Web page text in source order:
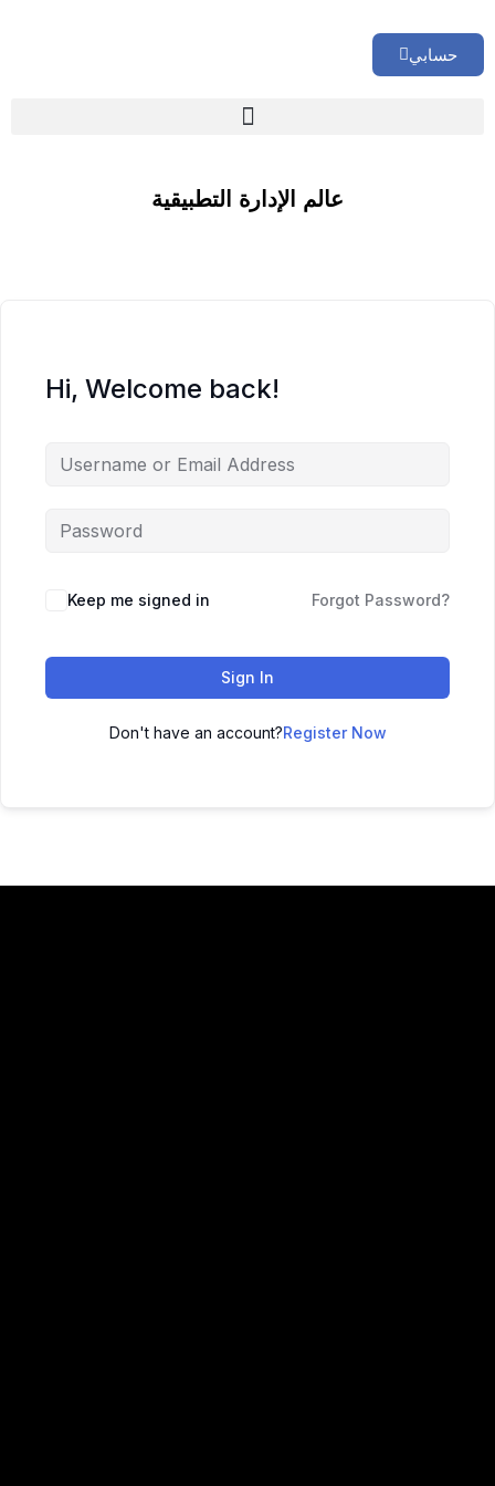
حسابي
عالم الإدارة التطبيقية
Hi, Welcome back!
Keep me signed in Forgot Password?
Sign In
Don't have an account?Register Now